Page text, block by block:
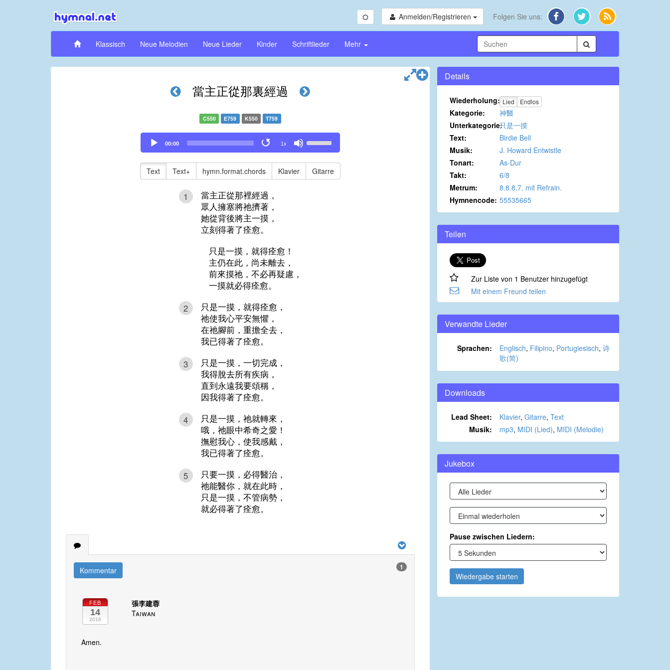
Anmelden/Registrieren Folgen Sie uns:
Klassisch Neue Melodien Neue Lieder Kinder Schriftlieder Mehr
當主正從那裏經過
C550 E759 K550 T759
Audio
Player
00:00 1x
Up/Down
keys
to
Text Text+ hymn.format.chords Klavier Gitarre
1
當主正從那裡經過，
眾人擁塞將祂擠著，
她從背後將主一摸，
立刻得著了痊愈。
只是一摸，就得痊愈！
主仍在此，尚未離去，
前來摸祂，不必再疑慮，
一摸就必得痊愈。
2
只是一摸，就得痊愈，
祂使我心平安無懼，
在祂腳前，重擔全去，
我已得著了痊愈。
3
只是一摸，一切完成，
我得脫去所有疾病，
直到永遠我要頌稱，
因我得著了痊愈。
4
只是一摸，祂就轉來，
哦，祂眼中希奇之愛！
撫慰我心，使我感戴，
我已得著了痊愈。
5
只要一摸，必得醫治，
祂能醫你，就在此時，
只是一摸，不管病勢，
就必得著了痊愈。
Kommentar 1
FEB
14
2016
張李建蓉
Taiwan
Amen.
Details
Wiederholung: Lied Endlos
Kategorie:
神醫
Unterkategorie:只是一摸
Text:
Birdie Bell
Musik:
J. Howard Entwistle
Tonart:
As-Dur
Takt:
6/8
Metrum:
8.8.8.7. mit Refrain.
Hymnencode: 55535665
Teilen
Zur Liste von 1 Benutzer hinzugefügt
Mit einem Freund teilen
Verwandte Lieder
Sprachen: Englisch, Filipino, Portugiesisch, 诗
歌(简)
Downloads
Lead Sheet: Klavier, Gitarre, Text
Musik:
mp3, MIDI (Lied), MIDI (Melodie)
Jukebox
Pause zwischen Liedern:
Wiedergabe starten